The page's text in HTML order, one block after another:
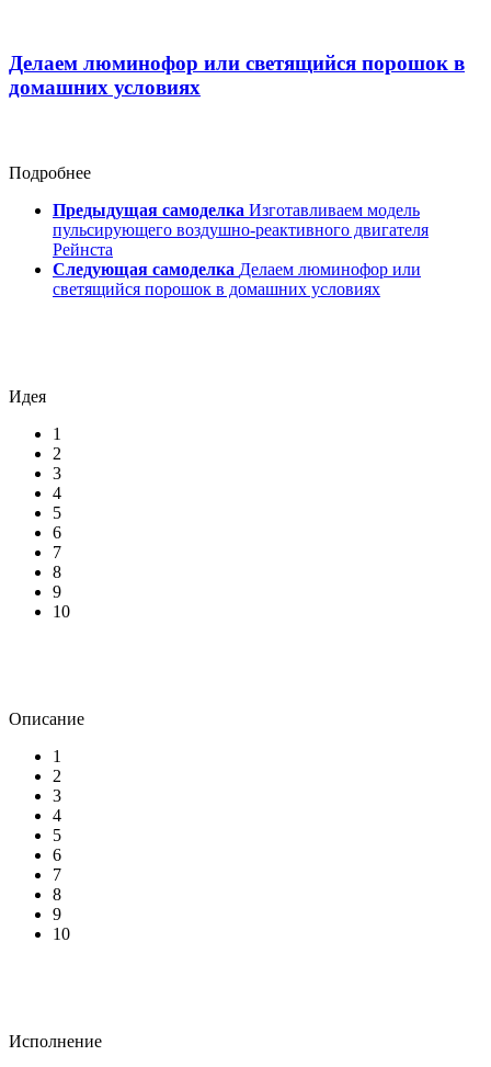
Делаем люминофор или светящийся порошок в
домашних условиях
Подробнее
Предыдущая самоделка Изготавливаем модель
пульсирующего воздушно-реактивного двигателя
Рейнста
Следующая самоделка Делаем люминофор или
светящийся порошок в домашних условиях
Идея
1
2
3
4
5
6
7
8
9
10
Описание
1
2
3
4
5
6
7
8
9
10
Исполнение